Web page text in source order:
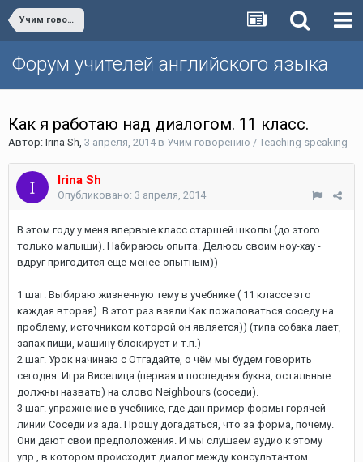
Учим говорению / Teaching speaking
Форум учителей английского языка
Как я работаю над диалогом. 11 класс.
Автор: Irina Sh, 3 апреля, 2014в Учим говорению / Teaching speaking
Irina Sh
Опубликовано: 3 апреля, 2014
В этом году у меня впервые класс старшей школы (до этого
только малыши). Набираюсь опыта. Делюсь своим ноу-хау -
вдруг пригодится ещё-менее-опытным))
1 шаг. Выбираю жизненную тему в учебнике ( 11 классе это
каждая вторая). В этот раз взяли Как пожаловаться соседу на
проблему, источником которой он является)) (типа собака лает,
запах пищи, машину блокирует и т.п.)
2 шаг. Урок начинаю c Отгадайте, о чём мы будем говорить
сегодня. Игра Виселица (первая и последняя буква, остальные
должны назвать) на слово Neighbours (соседи).
3 шаг. упражнение в учебнике, где дан пример формы горячей
линии Соседи из ада. Прошу догадаться, что за форма, почему.
Они дают свои предположения. И мы слушаем аудио к этому
упр., в котором происходит диалог между консультантом